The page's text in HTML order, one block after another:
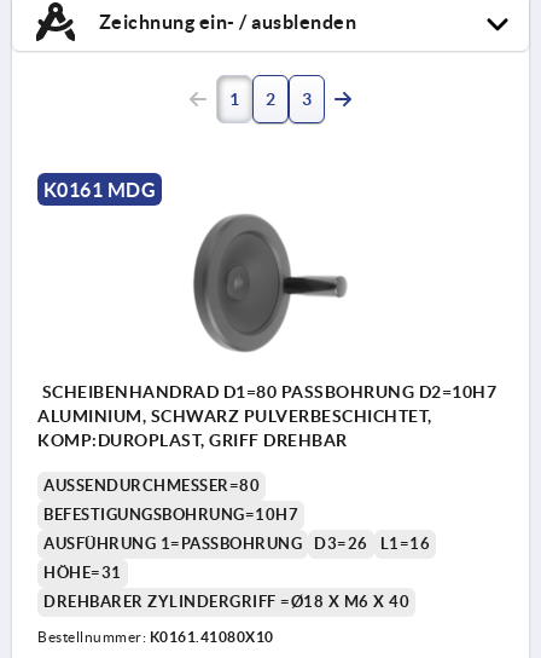
Zeichnung ein- / ausblenden
1 2 3
K0161 MDG
SCHEIBENHANDRAD D1=80 PASSBOHRUNG D2=10H7
ALUMINIUM, SCHWARZ PULVERBESCHICHTET,
KOMP:DUROPLAST, GRIFF DREHBAR
AUSSENDURCHMESSER=80
BEFESTIGUNGSBOHRUNG=10H7
AUSFÜHRUNG 1=PASSBOHRUNG
D3=26
L1=16
HÖHE=31
DREHBARER ZYLINDERGRIFF =Ø18 X M6 X 40
Bestellnummer: K0161.41080X10